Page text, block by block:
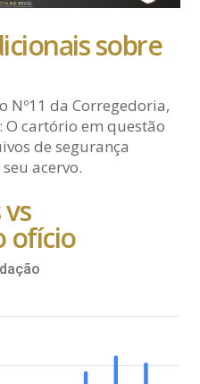
sobre
Nº11 da Corregedoria,
O cartório em questão
de segurança
acervo.
ofício